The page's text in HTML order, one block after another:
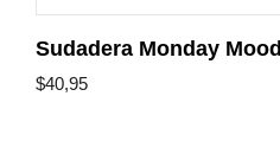
Sudadera Monday Mood
$40,95